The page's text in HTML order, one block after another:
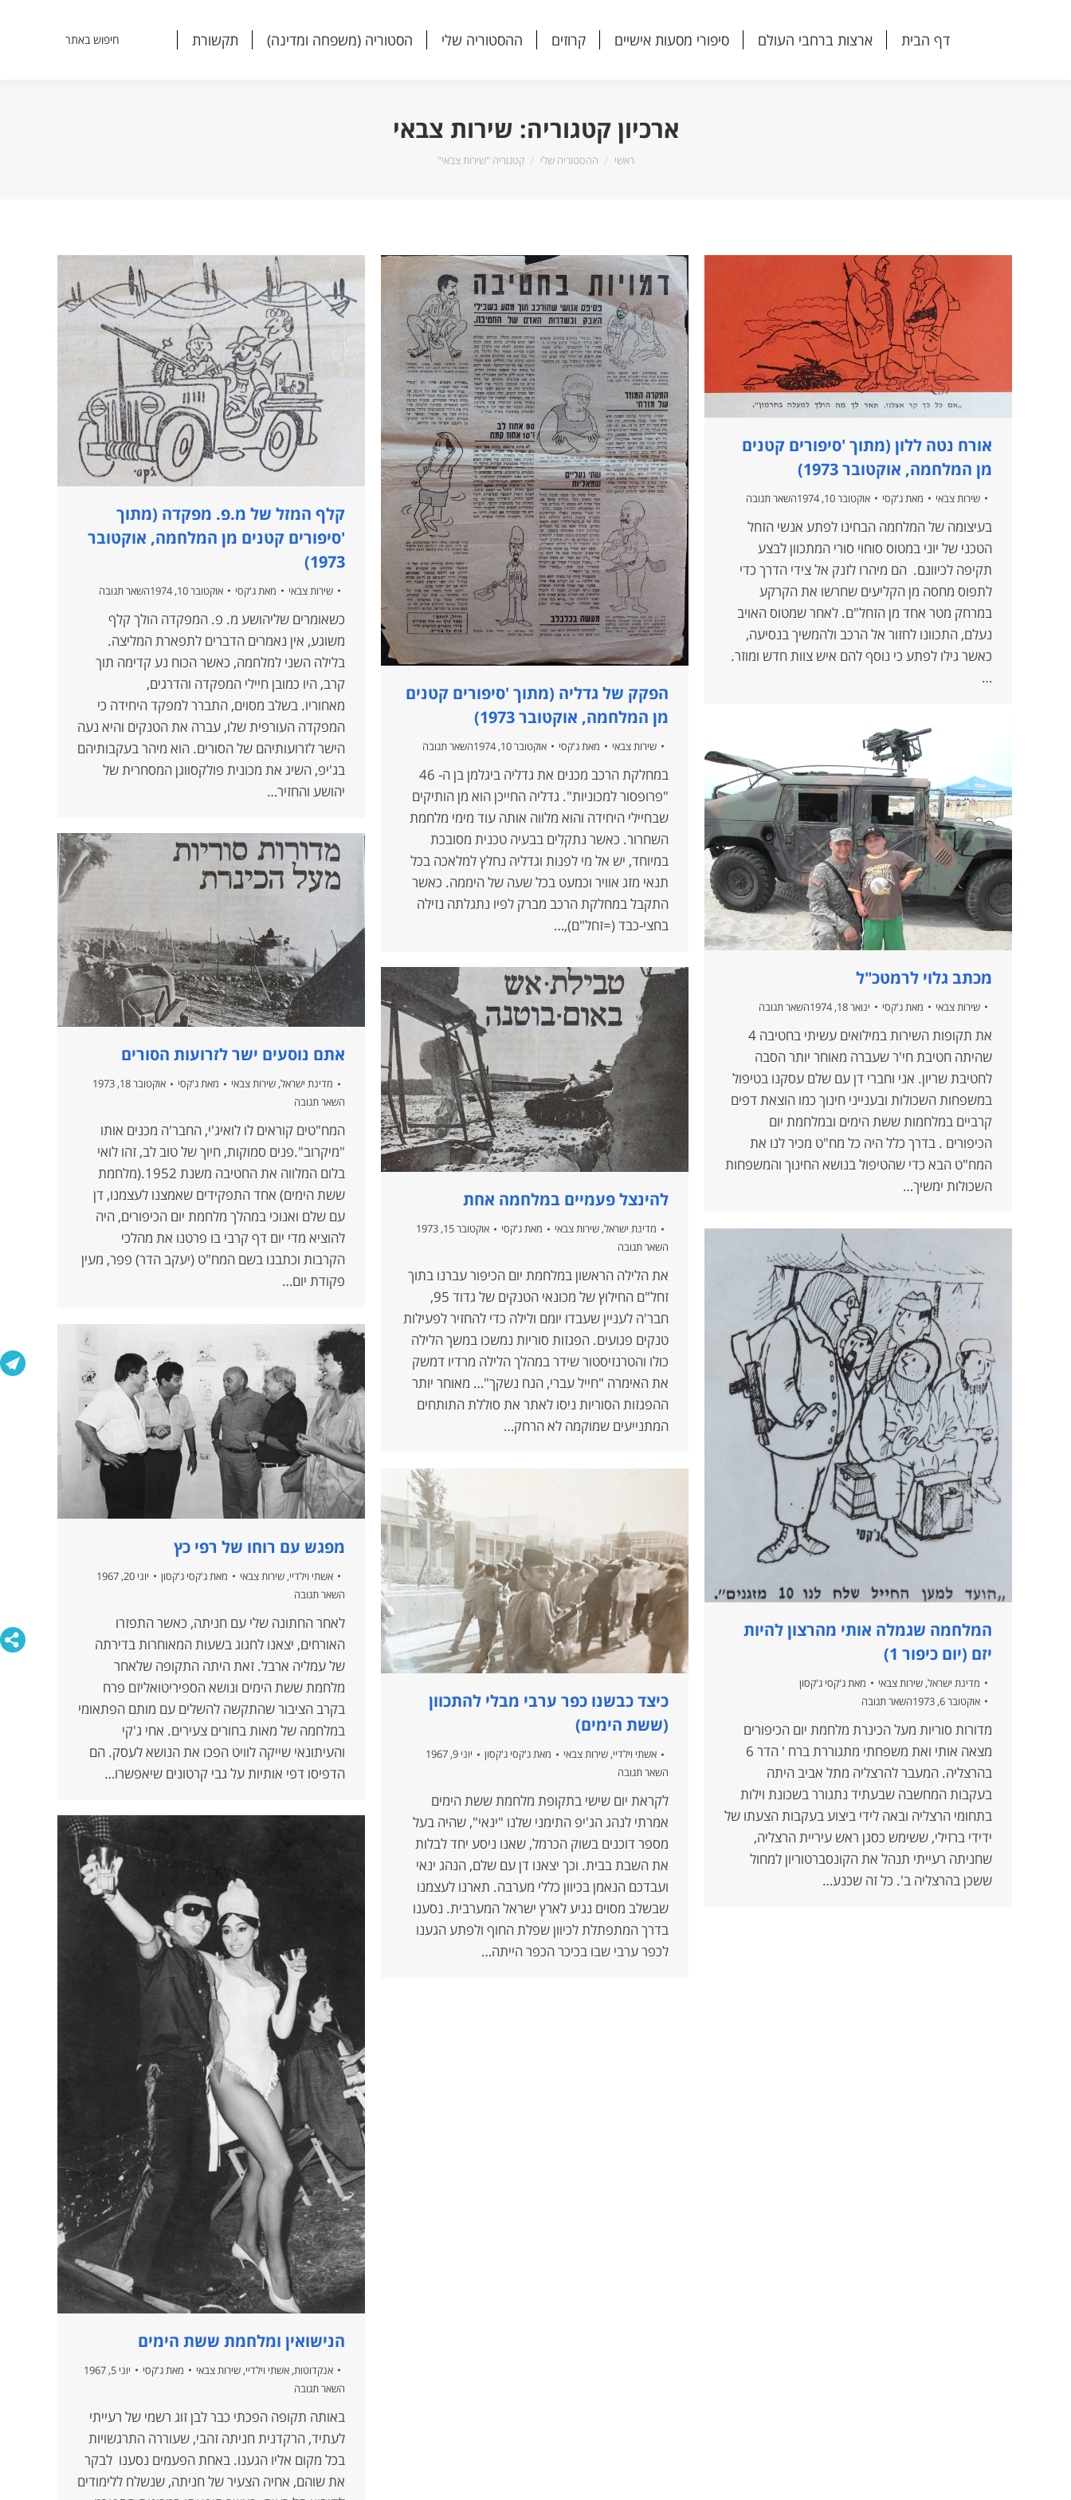
דף הבית ארצות ברחבי העולם סיפורי מסעות אישיים קרוזים ההסטוריה שלי הסטוריה (משפחה ומדינה) תקשורת Search:
חיפוש באתר
ארכיון קטגוריה: שירות צבאי
הנך נמצא כאן:
ראשי ההסטוריה שלי קטגוריה "שירות צבאי"
קלף המזל של מ.פ. מפקדה (מתוך
'סיפורים קטנים מן המלחמה, אוקטובר
1973)
שירות צבאי מאתג'קסי אוקטובר 10, 1974 השאר תגובה
כשאומרים שליהושע מ. פ. המפקדה הולך קלף
משוגע, אין נאמרים הדברים לתפארת המליצה.
בלילה השני למלחמה, כאשר הכוח נע קדימה תוך
קרב, היו כמובן חיילי המפקדה והדרגים,
מאחוריו. בשלב מסוים, התברר למפקד היחידה כי
המפקדה העורפית שלו, עברה את הטנקים והיא נעה
הישר לזרועותיהם של הסורים. הוא מיהר בעקבותיהם
בג'יפ, השיג את מכונית פולקסווגן המסחרית של
יהושע והחזיר…
הפקק של גדליה (מתוך 'סיפורים קטנים
מן המלחמה, אוקטובר 1973)
שירות צבאי מאתג'קסי אוקטובר 10, 1974 השאר תגובה
במחלקת הרכב מכנים את גדליה ביגלמן בן ה- 46
"פרופסור למכוניות". גדליה החייכן הוא מן הותיקים
שבחיילי היחידה והוא מלווה אותה עוד מימי מלחמת
השחרור. כאשר נתקלים בבעיה טכנית מסובכת
במיוחד, יש אל מי לפנות וגדליה נחלץ למלאכה בכל
תנאי מזג אוויר וכמעט בכל שעה של היממה. כאשר
התקבל במחלקת הרכב מברק לפיו נתגלתה נזילה
בחצי-כבד (=זחל"ם),…
אורח נטה ללון (מתוך 'סיפורים קטנים
מן המלחמה, אוקטובר 1973)
שירות צבאי מאתג'קסי אוקטובר 10, 1974 השאר תגובה
בעיצומה של המלחמה הבחינו לפתע אנשי הזחל
הטכני של יוני במטוס סוחוי סורי המתכוון לבצע
תקיפה לכיוונם. הם מיהרו לזנק אל צידי הדרך כדי
לתפוס מחסה מן הקליעים שחרשו את הקרקע
במרחק מטר אחד מן הזחל"ם. לאחר שמטוס האויב
נעלם, התכוונו לחזור אל הרכב ולהמשיך בנסיעה,
כאשר גילו לפתע כי נוסף להם איש צוות חדש ומוזר.
…
מכתב גלוי לרמטכ"ל
שירות צבאי מאתג'קסי ינואר 18, 1974 השאר תגובה
את תקופות השירות במילואים עשיתי בחטיבה 4
שהיתה חטיבת חי'ר שעברה מאוחר יותר הסבה
לחטיבת שריון. אני וחברי דן עם שלם עסקנו בטיפול
במשפחות השכולות ובענייני חינוך כמו הוצאת דפים
קרביים במלחמות ששת הימים ובמלחמת יום
הכיפורים . בדרך כלל היה כל מח"ט מכיר לנו את
המח"ט הבא כדי שהטיפול בנושא החינוך והמשפחות
השכולות ימשיך…
אתם נוסעים ישר לזרועות הסורים
מדינת ישראל, שירות צבאי מאתג'קסי
אוקטובר 18, 1973
השאר תגובה
המח"טים קוראים לו לואיג'י, החבר'ה מכנים אותו
"מיקרוב".פנים סמוקות, חיוך של טוב לב, זהו לואי
בלום המלווה את החטיבה משנת 1952.(מלחמת
ששת הימים) אחד התפקידים שאמצנו לעצמנו, דן
עם שלם ואנוכי במהלך מלחמת יום הכיפורים, היה
להוציא מדי יום דף קרבי בו פרטנו את מהלכי
הקרבות וכתבנו בשם המח"ט (יעקב הדר) פפר, מעין
פקודת יום…
להינצל פעמיים במלחמה אחת
מדינת ישראל, שירות צבאי מאתג'קסי
אוקטובר 15, 1973
השאר תגובה
את הלילה הראשון במלחמת יום הכיפור עברנו בתוך
זחל"ם החילוץ של מכונאי הטנקים של גדוד 95,
חבר'ה לעניין שעבדו יומם ולילה כדי להחזיר לפעילות
טנקים פגועים. הפגזות סוריות נמשכו במשך הלילה
כולו והטרנזיסטור שידר במהלך הלילה מרדיו דמשק
את האימרה "חייל עברי, הנח נשקך"… מאוחר יותר
ההפגזות הסוריות ניסו לאתר את סוללת התותחים
המתנייעים שמוקמה לא הרחק…
המלחמה שגמלה אותי מהרצון להיות
יזם (יום כיפור 1)
מדינת ישראל, שירות צבאי מאת ג'קסי ג'קסון
אוקטובר 6, 1973
השאר תגובה
מדורות סוריות מעל הכינרת מלחמת יום הכיפורים
מצאה אותי ואת משפחתי מתגוררת ברח ' הדר 6
בהרצליה. המעבר להרצליה מתל אביב היתה
בעקבות המחשבה שבעתיד נתגורר בשכונת וילות
בתחומי הרצליה ובאה לידי ביצוע בעקבות הצעתו של
ידידי ברזילי, ששימש כסגן ראש עיריית הרצליה,
שחניתה רעייתי תנהל את הקונסברטוריון למחול
ששכן בהרצליה ב'. כל זה שכנע…
מפגש עם רוחו של רפי כץ
אשתי וילדיי, שירות צבאי מאתג'קסי ג'קסון
יוני 20, 1967
השאר תגובה
לאחר החתונה שלי עם חניתה, כאשר התפזרו
האורחים, יצאנו לחגוג בשעות המאוחרות בדירתה
של עמליה ארבל. זאת היתה התקופה שלאחר
מלחמת ששת הימים ונושא הספיריטואליזם פרח
בקרב הציבור שהתקשה להשלים עם מותם הפתאומי
במלחמה של מאות בחורים צעירים. אחי ג'קי
והעיתונאי שייקה לוויט הפכו את הנושא לעסק. הם
הדפיסו דפי אותיות על גבי קרטונים שיאפשרו…
כיצד כבשנו כפר ערבי מבלי להתכוון
(ששת הימים)
אשתי וילדיי, שירות צבאי מאתג'קסי ג'קסון
יוני 9, 1967
השאר תגובה
לקראת יום שישי בתקופת מלחמת ששת הימים
אמרתי לנהג הג'יפ התימני שלנו "ינאי", שהיה בעל
מספר דוכנים בשוק הכרמל, שאנו ניסע יחד לבלות
את השבת בבית. וכך יצאנו דן עם שלם, הנהג ינאי
ועבדכם הנאמן בכיוון כללי מערבה. תארנו לעצמנו
שבשלב מסוים נגיע לארץ ישראל המערבית. נסענו
בדרך המתפתלת לכיוון שפלת החוף ולפתע הגענו
לכפר ערבי שבו בכיכר הכפר הייתה…
הנישואין ומלחמת ששת הימים
אנקדוטות, אשתי וילדיי, שירות צבאי מאתג'קסי
יוני 5, 1967
השאר תגובה
באותה תקופה הפכתי כבר לבן זוג רשמי של רעייתי
לעתיד, הרקדנית חניתה זהבי, שעוררה התרגשויות
בכל מקום אליו הגענו. באחת הפעמים נסענו לבקר
את שוהם, אחיה הצעיר של חניתה, שנשלח ללימודים